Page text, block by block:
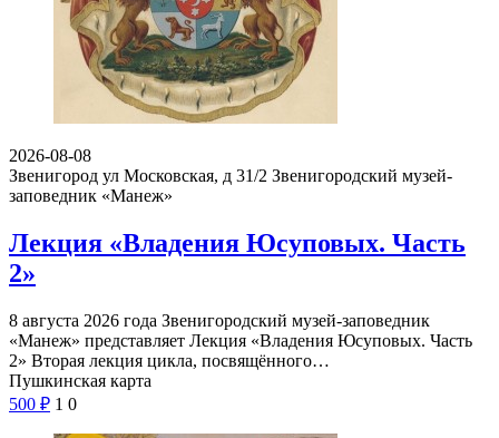
2026-08-08
Звенигород ул Московская, д 31/2 Звенигородский музей-
заповедник «Манеж»
Лекция «Владения Юсуповых. Часть
2»
8 августа 2026 года Звенигородский музей-заповедник
«Манеж» представляет Лекция «Владения Юсуповых. Часть
2» Вторая лекция цикла, посвящённого…
Пушкинская карта
500 ₽ 1 0